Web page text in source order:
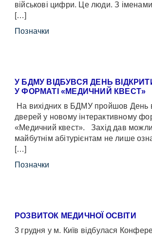
військові цифри. Це люди. З
[…]
Позначки
У БДМУ ВІДБУВСЯ ДЕНЬ
У ФОРМАТІ «МЕДИЧНИЙ КВЕСТ»
На вихідних в БДМУ пройшов День
дверей у новому інтерактивному
«Медичний квест». Захід дав
майбутнім абітурієнтам не лише
[…]
Позначки
РОЗВИТОК МЕДИЧНОЇ ОСВІТИ
3 грудня у м. Київ відбулася